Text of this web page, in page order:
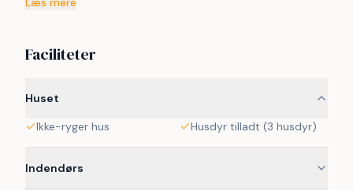
Sommerhuset har en praktisk værelsesfordeling med to
terrasse, gå ture langs vandet, hoppe på trampolinen eller
VillaVilla-hus ikke udlejes til ungdomsgrupper.
Faciliteter
Huset
Ikke-ryger hus
Husdyr tilladt (3 husdyr)
Indendørs